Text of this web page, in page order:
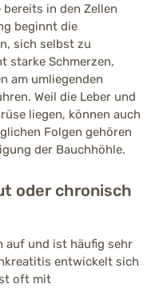
in den Zellen
beginnt die
sich selbst zu
starke Schmerzen,
am umliegenden
Weil die Leber und
liegen, können auch
Folgen gehören
der Bauchhöhle.
oder chronisch
und ist häufig sehr
entwickelt sich
oft mit